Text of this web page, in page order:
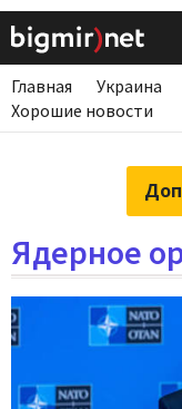
Главная Украина
Хорошие новости
Ядерное